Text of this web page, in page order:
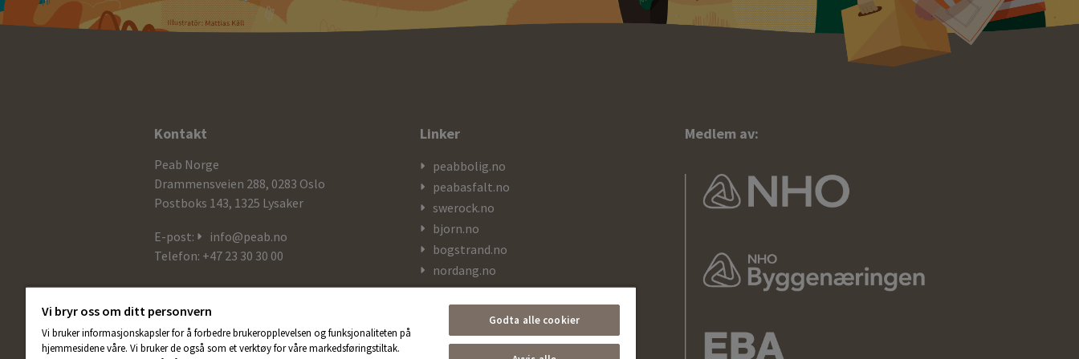
Ytterligere
informasjon
og
kontaktdetaljer
Kontakt
Peab Norge
Drammensveien 288, 0283 Oslo
Postboks 143, 1325 Lysaker
E-post:
info@peab.no
Telefon: +47 23 30 30 00
Linker
peabbolig.no
peabasfalt.no
swerock.no
bjorn.no
bogstrand.no
nordang.no
kranor.no
Medlem av:
Vi bryr oss om ditt personvern
Vi bruker informasjonskapsler for å forbedre brukeropplevelsen og funksjonaliteten på
hjemmesidene våre. Vi bruker de også som et verktøy for våre markedsføringstiltak.
Godta alle cookier